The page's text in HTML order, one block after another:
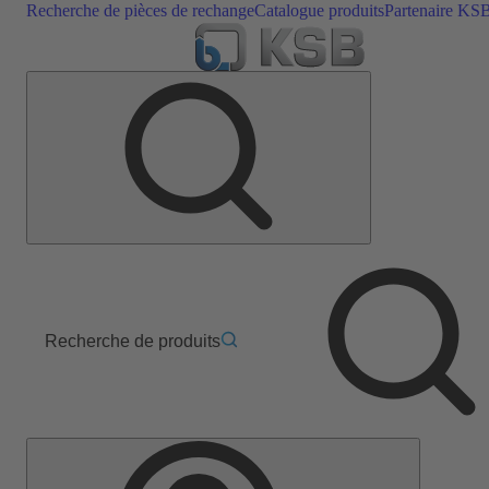
Recherche de pièces de rechangeCatalogue produitsPartenaire
Recherche de produits